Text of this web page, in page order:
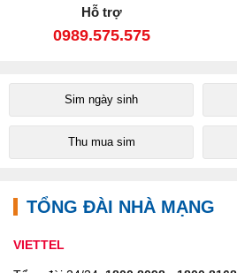
Hỗ trợ
0989.575.575
Sim ngày sinh
Thu mua sim
TỔNG ĐÀI NHÀ MẠNG
VIETTEL